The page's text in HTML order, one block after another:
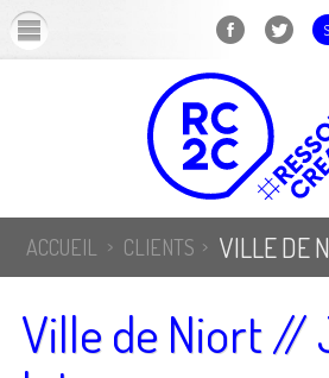
ACCUEIL CLIENTS
Ville de Niort //